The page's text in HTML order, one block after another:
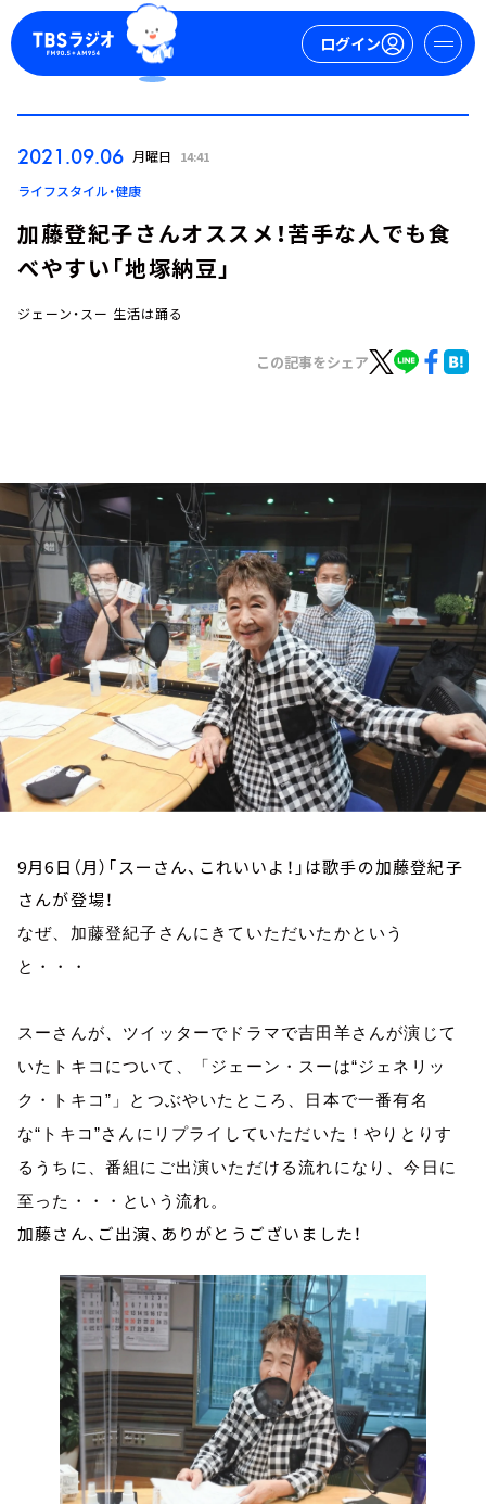
ログイン
ログイン
お知らせ
イベント・グッズ
YouTube
会社情報
2021.09.06 月曜日 14:41
ライフスタイル・健康
加藤登紀子さんオススメ！苦手な人でも食
べやすい「地塚納豆」
ジェーン・スー 生活は踊る
この記事をシェア
9月6日（月）「スーさん、これいいよ！」は歌手の加藤登紀子
さんが登場！
なぜ、加藤登紀子さんにきていただいたかという
と・・・
スーさんが、ツイッターでドラマで吉田羊さんが演じて
いたトキコについて、「ジェーン・スーは“ジェネリッ
ク・トキコ”」とつぶやいたところ、日本で一番有名
な“トキコ”さんにリプライしていただいた！やりとりす
るうちに、番組にご出演いただける流れになり、今日に
至った・・・という流れ。
加藤さん、ご出演、ありがとうございました！